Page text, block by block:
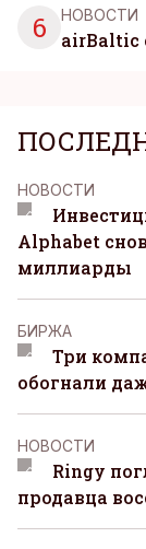
6 НОВОСТИ
airBaltic
НОВОСТИ
Alphabet
миллиарды
БИРЖА
Три
обогнали
НОВОСТИ
Ringy
продавца